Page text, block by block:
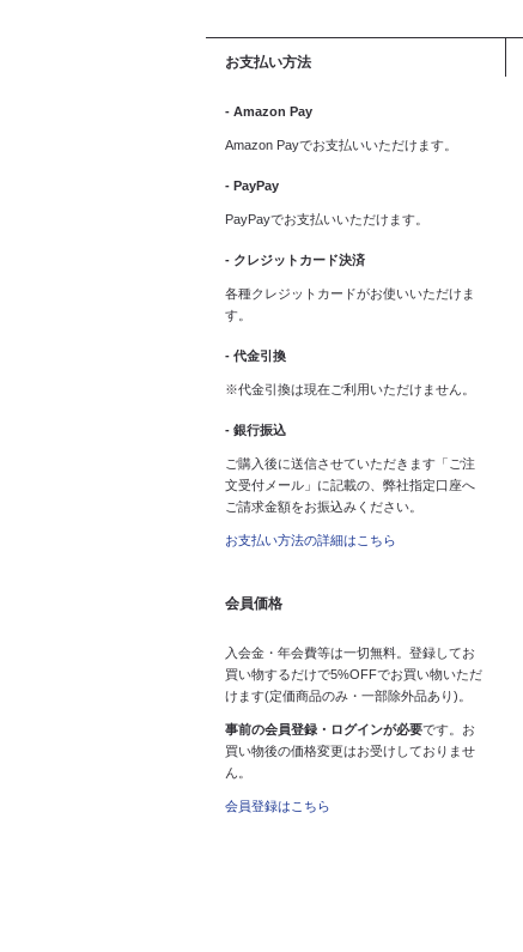
お支払い方法
- Amazon Pay
Amazon Payでお支払いいただけます。
- PayPay
PayPayでお支払いいただけます。
- クレジットカード決済
各種クレジットカードがお使いいただけま
す。
- 代金引換
※代金引換は現在ご利用いただけません。
- 銀行振込
ご購入後に送信させていただきます「ご注
文受付メール」に記載の、弊社指定口座へ
ご請求金額をお振込みください。
お支払い方法の詳細はこちら
会員価格
入会金・年会費等は一切無料。登録してお
買い物するだけで5%OFFでお買い物いただ
けます(定価商品のみ・一部除外品あり)。
事前の会員登録・ログインが必要です。お
買い物後の価格変更はお受けしておりませ
ん。
会員登録はこちら